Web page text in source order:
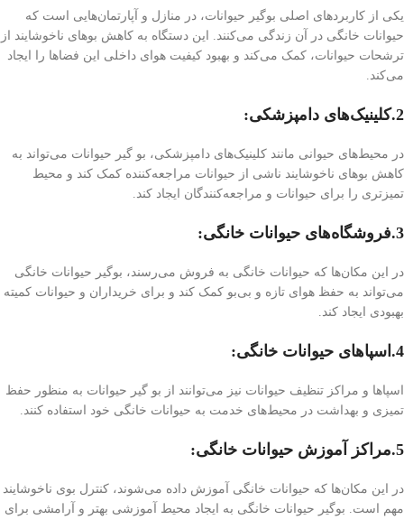
یکی از کاربردهای اصلی بوگیر حیوانات، در منازل و آپارتمان‌هایی است که
حیوانات خانگی در آن زندگی می‌کنند. این دستگاه به کاهش بوهای ناخوشایند از
ترشحات حیوانات، کمک می‌کند و بهبود کیفیت هوای داخلی این فضاها را ایجاد
می‌کند.
2.کلینیک‌های دامپزشکی:
در محیط‌های حیوانی مانند کلینیک‌های دامپزشکی، بو گیر حیوانات می‌تواند به
کاهش بوهای ناخوشایند ناشی از حیوانات مراجعه‌کننده کمک کند و محیط
تمیزتری را برای حیوانات و مراجعه‌کنندگان ایجاد کند.
3.فروشگاه‌های حیوانات خانگی:
در این مکان‌ها که حیوانات خانگی به فروش می‌رسند، بوگیر حیوانات خانگی
می‌تواند به حفظ هوای تازه و بی‌بو کمک کند و برای خریداران و حیوانات کمیته
بهبودی ایجاد کند.
4.اسپاهای حیوانات خانگی:
اسپاها و مراکز تنظیف حیوانات نیز می‌توانند از بو گیر حیوانات به منظور حفظ
تمیزی و بهداشت در محیط‌های خدمت به حیوانات خانگی خود استفاده کنند.
5.مراکز آموزش حیوانات خانگی:
در این مکان‌ها که حیوانات خانگی آموزش داده می‌شوند، کنترل بوی ناخوشایند
مهم است. بوگیر حیوانات خانگی به ایجاد محیط آموزشی بهتر و آرامشی برای